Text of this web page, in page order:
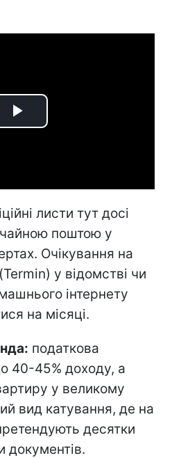
Play
листи тут досі
поштою у
Очікування на
у відомстві чи
інтернету
на місяці.
податкова
40-45% доходу, а
у великому
вид катування, де на
десятки
документів.